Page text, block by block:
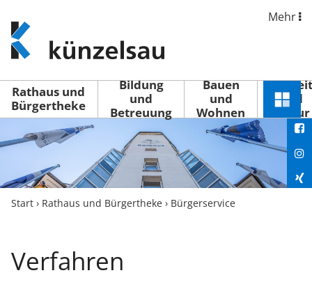
www.kuenzelsau.de
(zur
Startseite)
Mehr
Rathaus und
Bürgertheke
Bildung
und
Betreuung
Bauen
und
Wohnen
Freizeit
und
Kultur
Menü
Start › Rathaus und Bürgertheke › Bürgerservice
Verfahren